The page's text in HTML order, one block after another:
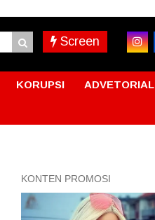
Screen
KORUPSI ADVETORIAL